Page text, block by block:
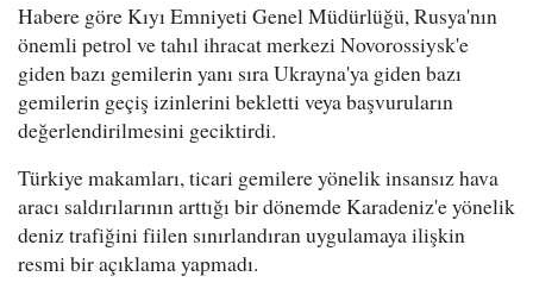
Habere göre Kıyı Emniyeti Genel Müdürlüğü, Rusya'nın
önemli petrol ve tahıl ihracat merkezi Novorossiysk'e
giden bazı gemilerin yanı sıra Ukrayna'ya giden bazı
gemilerin geçiş izinlerini bekletti veya başvuruların
değerlendirilmesini geciktirdi.
Türkiye makamları, ticari gemilere yönelik insansız hava
aracı saldırılarının arttığı bir dönemde Karadeniz'e yönelik
deniz trafiğini fiilen sınırlandıran uygulamaya ilişkin
resmi bir açıklama yapmadı.